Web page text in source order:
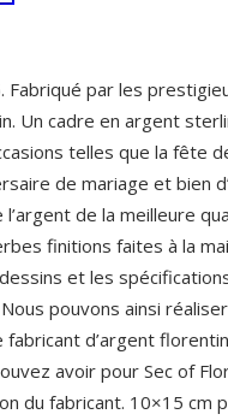
par les
Un cadre en argent
telles que la fête
de mariage et bien
de la meilleure
finitions faites à la
et les
pouvons ainsi
d’argent
avoir pour Sec of
du fabricant. 10×15 cm